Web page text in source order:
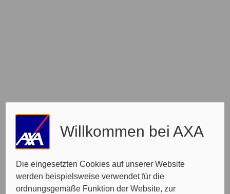
Willkommen bei AXA
Die eingesetzten Cookies auf unserer Website
werden beispielsweise verwendet für die
ordnungsgemäße Funktion der Website, zur